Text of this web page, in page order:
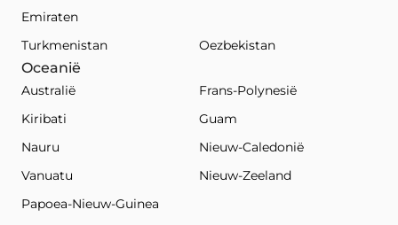
Emiraten
Turkmenistan Oezbekistan
Oceanië
Australië
Frans-Polynesië
Kiribati
Guam
Nauru
Nieuw-Caledonië
Vanuatu
Nieuw-Zeeland
Papoea-Nieuw-Guinea